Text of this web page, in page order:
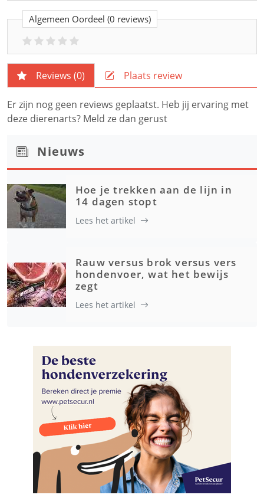
Algemeen Oordeel (0 reviews)
Reviews (0) Plaats review
Er zijn nog geen reviews geplaatst. Heb jij ervaring met
deze dierenarts? Meld ze dan gerust
Nieuws
Hoe je trekken aan de lijn in
14 dagen stopt
Lees het artikel
Rauw versus brok versus vers
hondenvoer, wat het bewijs
zegt
Lees het artikel